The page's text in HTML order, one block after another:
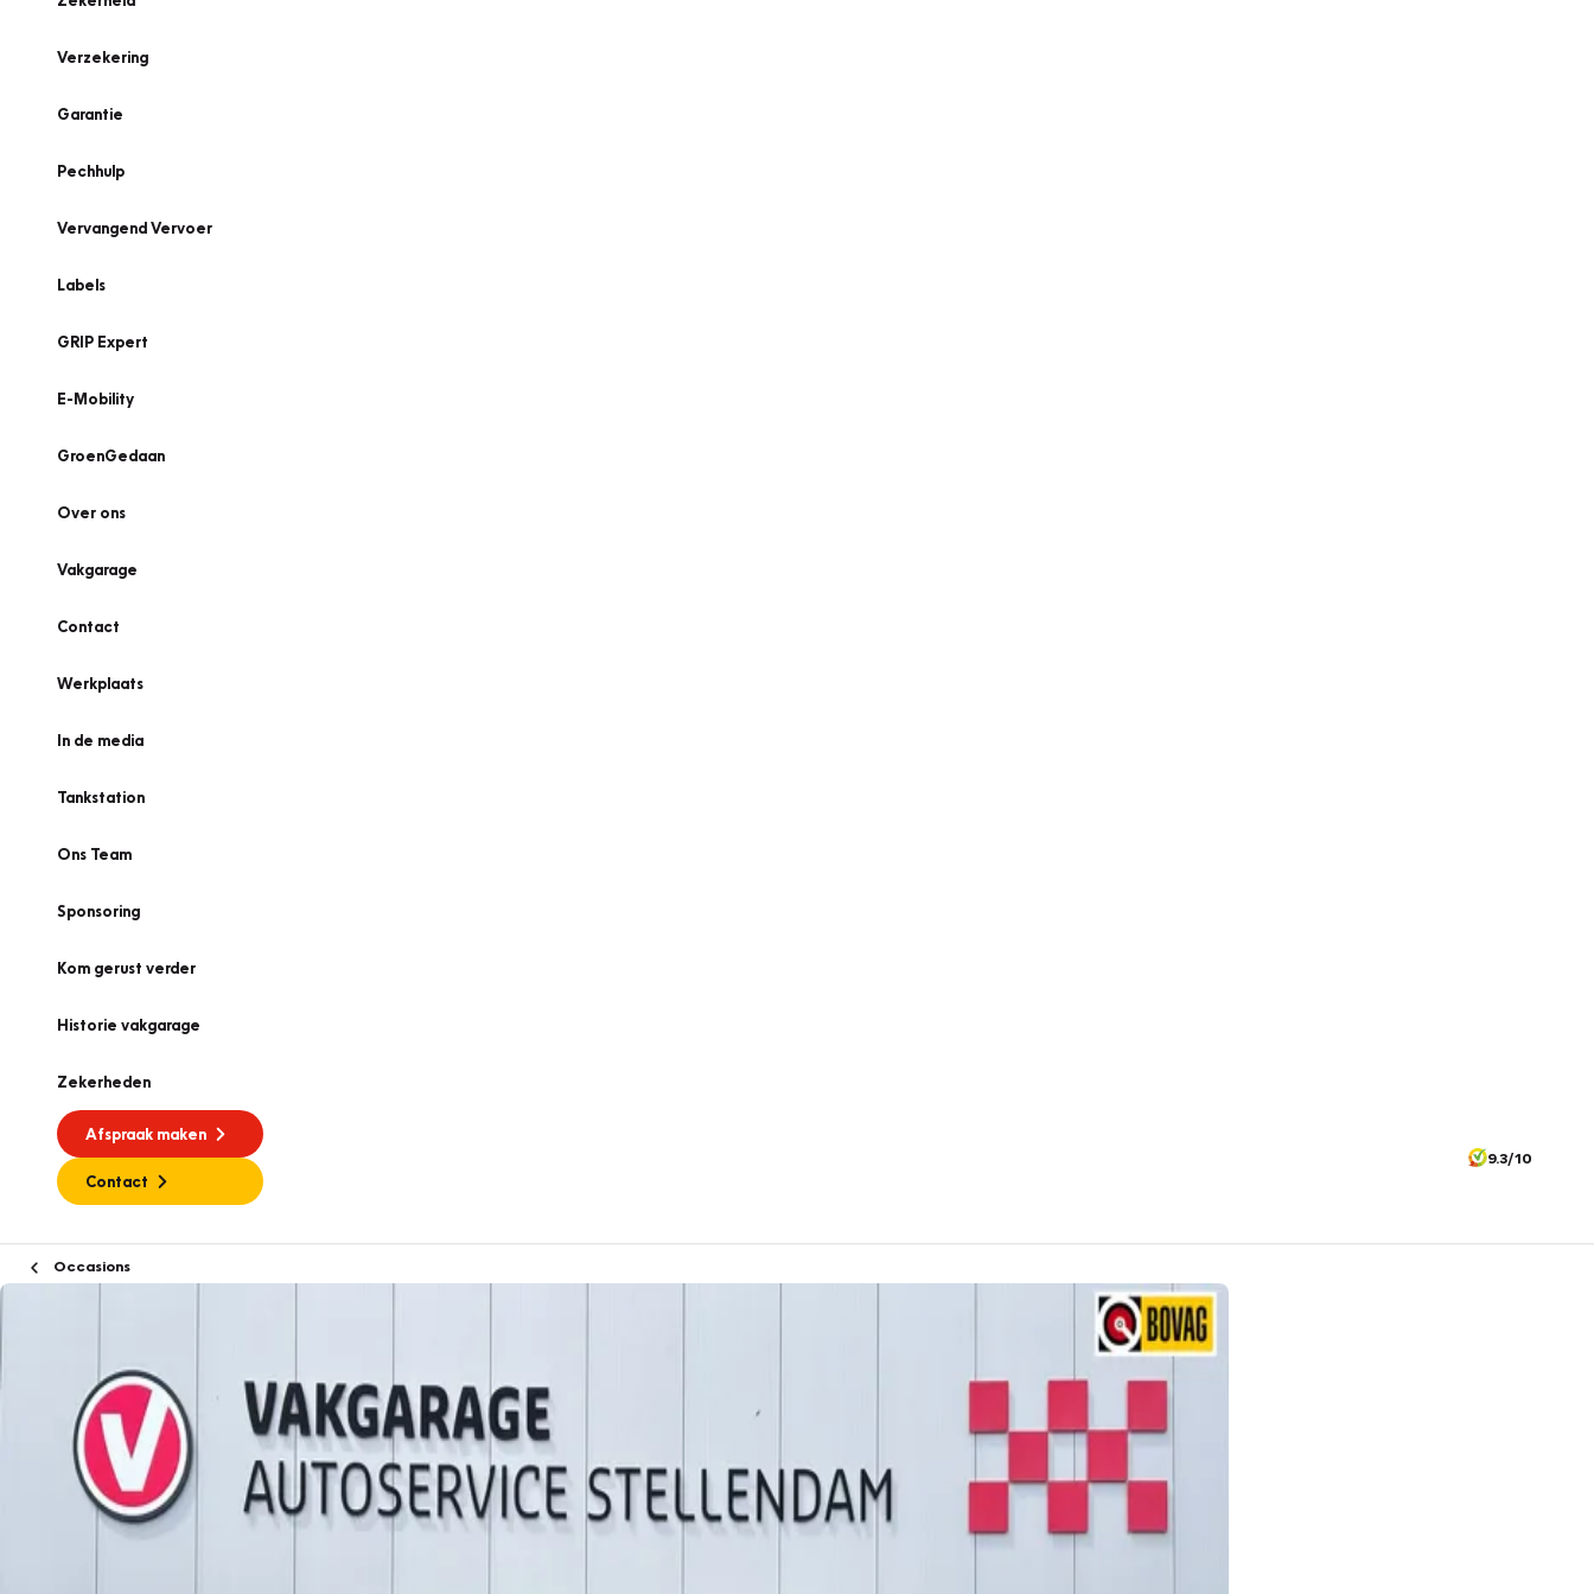
Verzekering
Garantie
Pechhulp
Vervangend Vervoer
Labels
GRIP Expert
E-Mobility
GroenGedaan
Over ons
Vakgarage
Contact
Werkplaats
In de media
Tankstation
Ons Team
Sponsoring
Kom gerust verder
Historie vakgarage
Zekerheden
Afspraak maken
Contact
9.3/10
Occasions